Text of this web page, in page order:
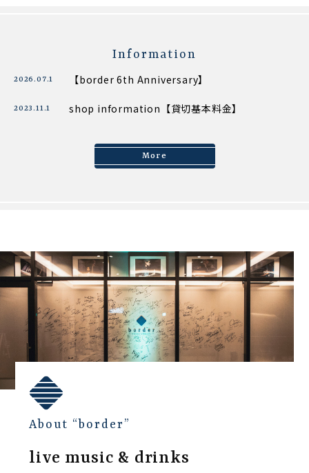
Information
2026.07.1 【border 6th Anniversary】
2023.11.1 shop information【貸切基本料金】
More
About “border”
live music & drinks